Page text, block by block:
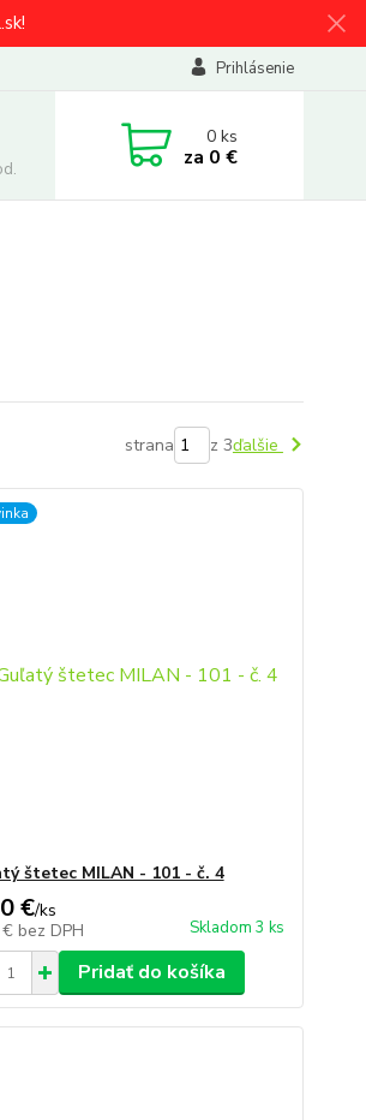
Prihlásenie
0ks
za 0 €
strana z 3ďalšie
štetec MILAN - 101 - č. 4
€/ks
€ bez DPH Skladom 3 ks
Pridať do košíka